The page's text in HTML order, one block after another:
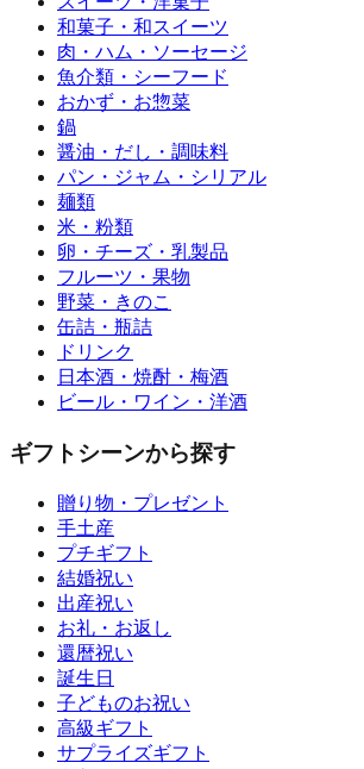
和菓子・和スイーツ
肉・ハム・ソーセージ
魚介類・シーフード
おかず・お惣菜
鍋
醤油・だし・調味料
パン・ジャム・シリアル
麺類
米・粉類
卵・チーズ・乳製品
フルーツ・果物
野菜・きのこ
缶詰・瓶詰
ドリンク
日本酒・焼酎・梅酒
ビール・ワイン・洋酒
ギフトシーンから探す
贈り物・プレゼント
手土産
プチギフト
結婚祝い
出産祝い
お礼・お返し
還暦祝い
誕生日
子どものお祝い
高級ギフト
サプライズギフト